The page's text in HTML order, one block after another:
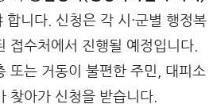
합니다. 신청은 각 시·군별 행정복
접수처에서 진행될 예정입니다.
또는 거동이 불편한 주민, 대피소
찾아가 신청을 받습니다.